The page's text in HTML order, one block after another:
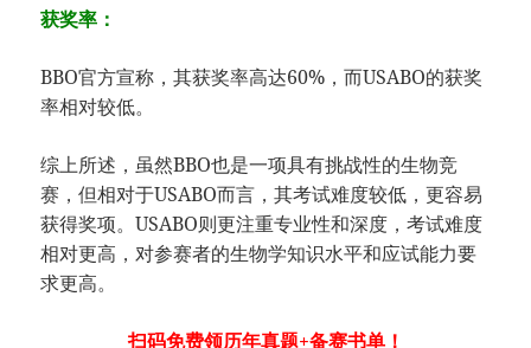
获奖率：
BBO官方宣称，其获奖率高达60%，而USABO的获奖
率相对较低。
综上所述，虽然BBO也是一项具有挑战性的生物竞
赛，但相对于USABO而言，其考试难度较低，更容易
获得奖项。USABO则更注重专业性和深度，考试难度
相对更高，对参赛者的生物学知识水平和应试能力要
求更高。
扫码免费领历年真题+备赛书单！